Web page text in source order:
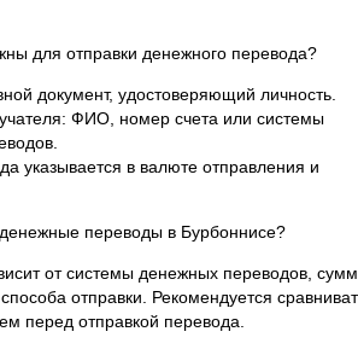
для отправки денежного перевода?
документ, удостоверяющий личность.
ФИО, номер счета или системы
указывается в валюте отправления и
переводы в Бурбоннисе?
от системы денежных переводов,
отправки. Рекомендуется
перед отправкой перевода.